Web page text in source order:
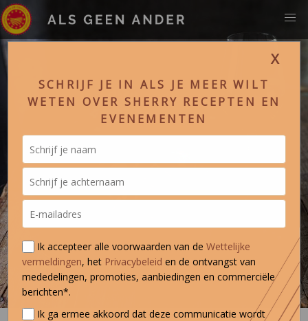
X
SCHRIJF JE IN ALS JE MEER WILT
WETEN OVER SHERRY RECEPTEN EN
EVENEMENTEN
Ik accepteer alle voorwaarden van deWettelijke
vermeldingen, het Privacybeleid en de ontvangst van
mededelingen, promoties, aanbiedingen en commerciële
berichten*.
Ik ga ermee akkoord dat deze communicatie wordt